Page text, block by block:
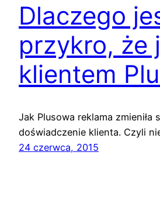
Dlaczego
przykro, że
klientem
Jak Plusowa reklama zmieniła
doświadczenie klienta. Czyli
24 czerwca, 2015